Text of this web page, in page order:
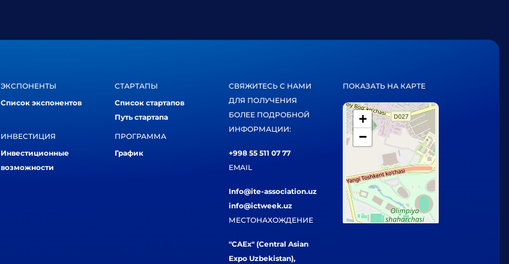
ЭКСПОНЕНТЫ
Список экспонентов
СТАРТАПЫ
Список стартапов
Путь стартапа
ИНВЕСТИЦИЯ
Инвестиционные
возможности
ПРОГРАММА
График
СВЯЖИТЕСЬ С НАМИ
ДЛЯ ПОЛУЧЕНИЯ
БОЛЕЕ ПОДРОБНОЙ
ИНФОРМАЦИИ:
+998 55 511 07 77
EMAIL
Info@ite-association.uz
info@ictweek.uz
МЕСТОНАХОЖДЕНИЕ
"CAEx" (Central Asian
Expo Uzbekistan),
ПОКАЗАТЬ НА КАРТЕ
+
−